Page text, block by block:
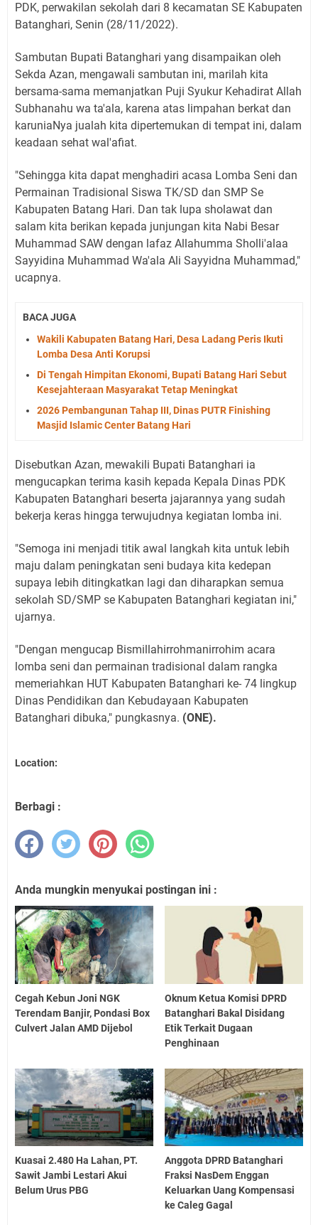
PDK, perwakilan sekolah dari 8 kecamatan SE Kabupaten
Batanghari, Senin (28/11/2022).
Sambutan Bupati Batanghari yang disampaikan oleh
Sekda Azan, mengawali sambutan ini, marilah kita
bersama-sama memanjatkan Puji Syukur Kehadirat Allah
Subhanahu wa ta'ala, karena atas limpahan berkat dan
karuniaNya jualah kita dipertemukan di tempat ini, dalam
keadaan sehat wal'afiat.
"Sehingga kita dapat menghadiri acasa Lomba Seni dan
Permainan Tradisional Siswa TK/SD dan SMP Se
Kabupaten Batang Hari. Dan tak lupa sholawat dan
salam kita berikan kepada junjungan kita Nabi Besar
Muhammad SAW dengan lafaz Allahumma Sholli'alaa
Sayyidina Muhammad Wa'ala Ali Sayyidna Muhammad,"
ucapnya.
BACA JUGA
Wakili Kabupaten Batang Hari, Desa Ladang Peris Ikuti
Lomba Desa Anti Korupsi
Di Tengah Himpitan Ekonomi, Bupati Batang Hari Sebut
Kesejahteraan Masyarakat Tetap Meningkat
2026 Pembangunan Tahap III, Dinas PUTR Finishing
Masjid Islamic Center Batang Hari
Disebutkan Azan, mewakili Bupati Batanghari ia
mengucapkan terima kasih kepada Kepala Dinas PDK
Kabupaten Batanghari beserta jajarannya yang sudah
bekerja keras hingga terwujudnya kegiatan lomba ini.
"Semoga ini menjadi titik awal langkah kita untuk lebih
maju dalam peningkatan seni budaya kita kedepan
supaya lebih ditingkatkan lagi dan diharapkan semua
sekolah SD/SMP se Kabupaten Batanghari kegiatan ini,"
ujarnya.
"Dengan mengucap Bismillahirrohmanirrohim acara
lomba seni dan permainan tradisional dalam rangka
memeriahkan HUT Kabupaten Batanghari ke- 74 lingkup
Dinas Pendidikan dan Kebudayaan Kabupaten
Batanghari dibuka," pungkasnya. (ONE).
Location:
Berbagi :
Anda mungkin menyukai postingan ini :
Cegah Kebun Joni NGK
Terendam Banjir, Pondasi Box
Culvert Jalan AMD Dijebol
Oknum Ketua Komisi DPRD
Batanghari Bakal Disidang
Etik Terkait Dugaan
Penghinaan
Kuasai 2.480 Ha Lahan, PT.
Sawit Jambi Lestari Akui
Belum Urus PBG
Anggota DPRD Batanghari
Fraksi NasDem Enggan
Keluarkan Uang Kompensasi
ke Caleg Gagal